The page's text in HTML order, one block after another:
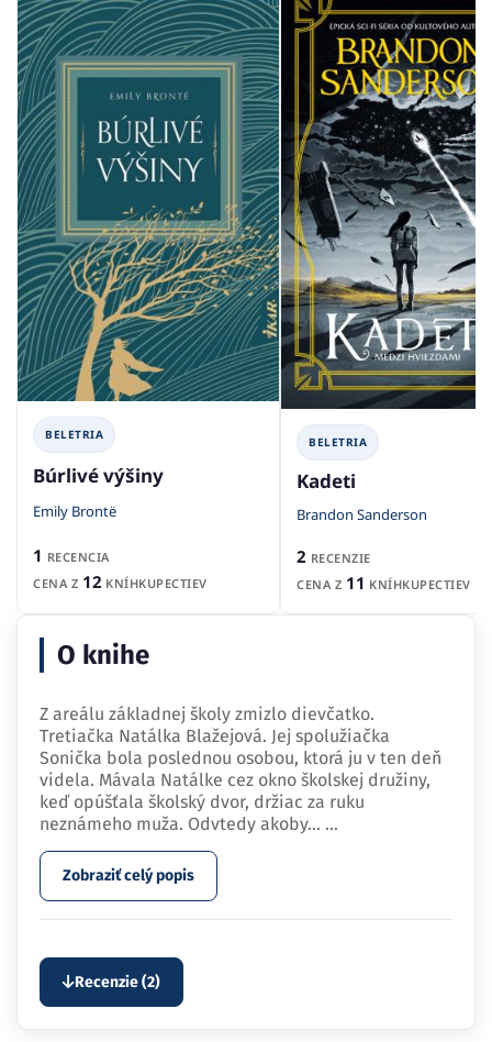
BELETRIA
Búrlivé výšiny
Emily Brontë
1 RECENCIA
CENA Z 12 KNÍHKUPECTIEV
BELETRIA
Kadeti
Brandon Sanderson
2 RECENZIE
CENA Z 11 KNÍHKUPECTIEV
O knihe
Z areálu základnej školy zmizlo dievčatko.
Tretiačka Natálka Blažejová. Jej spolužiačka
Sonička bola poslednou osobou, ktorá ju v ten deň
videla. Mávala Natálke cez okno školskej družiny,
keď opúšťala školský dvor, držiac za ruku
neznámeho muža. Odvtedy akoby… ...
Zobraziť celý popis
Recenzie (2)